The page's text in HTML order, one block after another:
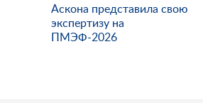
Аскона представила свою
экспертизу на
ПМЭФ-2026